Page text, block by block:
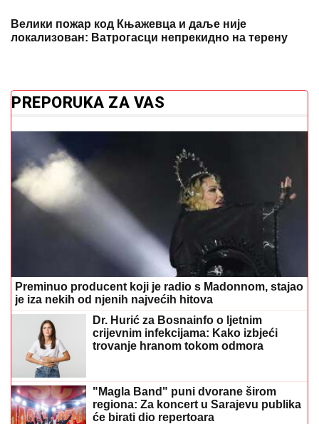
Велики пожар код Књажевца и даље није
локализован: Ватрогасци непрекидно на терену
PREPORUKA ZA VAS
Preminuo producent koji je radio s Madonnom, stajao
je iza nekih od njenih najvećih hitova
Dr. Hurić za Bosnainfo o ljetnim
crijevnim infekcijama: Kako izbjeći
trovanje hranom tokom odmora
"Magla Band" puni dvorane širom
regiona: Za koncert u Sarajevu publika
će birati dio repertoara